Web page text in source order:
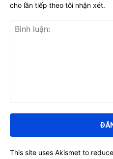
luận:
cho lần tiếp theo tôi nhận xét.
This site uses Akismet to